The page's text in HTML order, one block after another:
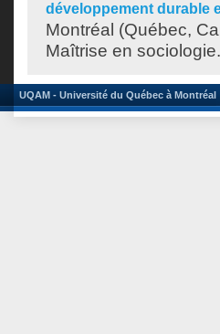
développement durable
Montréal (Québec,
Maîtrise en sociologie.
UQAM - Université du Québec à Montréal